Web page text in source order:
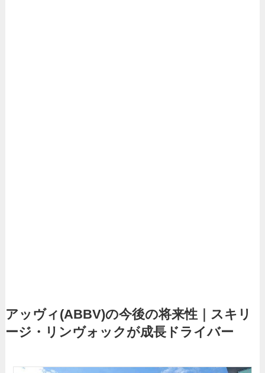
アッヴィ(ABBV)の今後の将来性｜スキリ
ージ・リンヴォックが成長ドライバー